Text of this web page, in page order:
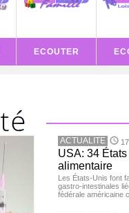
ECOUTER
ACTUALITE
USA: 34
alimentaire
Les États-Unis font
gastro-intestinales
fédérale américaine